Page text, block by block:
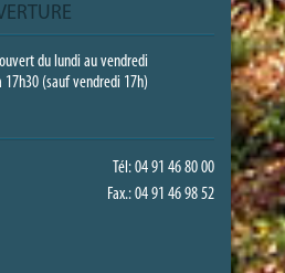
du lundi au vendredi
17h30 (sauf vendredi 17h)
Tél: 04 91 46 80 00
Fax.: 04 91 46 98 52